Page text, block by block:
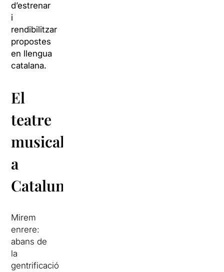
d’estrenar
i
rendibilitzar
propostes
en llengua
catalana.
El
teatre
musical
a
Catalunya
Mirem
enrere:
abans de
la
gentrificació